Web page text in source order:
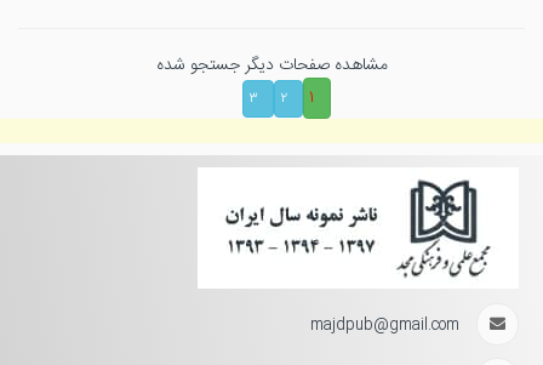
مشاهده صفحات دیگر جستجو شده
۱
۲ ۳
majdpub@gmail.com